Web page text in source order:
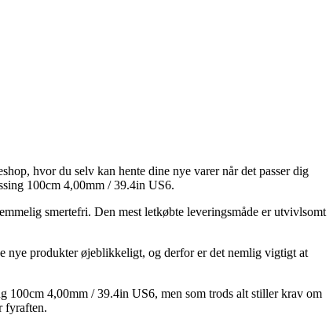
hvor du selv kan hente dine nye varer når det passer dig
100cm 4,00mm / 39.4in US6.
smertefri. Den mest letkøbte leveringsmåde er utvivlsomt
nye produkter øjeblikkeligt, og derfor er det nemlig vigtigt at
100cm 4,00mm / 39.4in US6, men som trods alt stiller krav om
fyraften.